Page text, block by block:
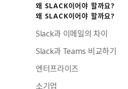
왜 SLACK이어야 할까요?
왜 SLACK이어야 할까요?
Slack과 이메일의 차이
Slack과 Teams 비교하기
엔터프라이즈
소기업